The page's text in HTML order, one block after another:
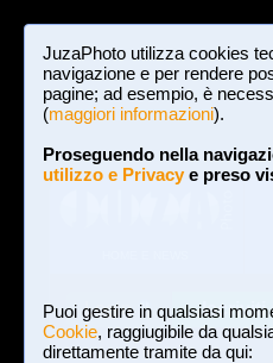
JuzaPhoto utilizza cookies
navigazione e per rendere
pagine; ad esempio, è
(maggiori informazioni).
Proseguendo nella
utilizzo e Privacye preso
Puoi gestire in qualsiasi
Cookie, raggiugibile da
direttamente tramite da qui:
Login Iscriviti